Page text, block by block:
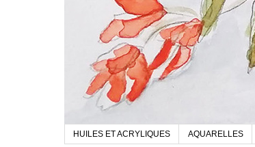
HUILES ET ACRYLIQUES AQUARELLES